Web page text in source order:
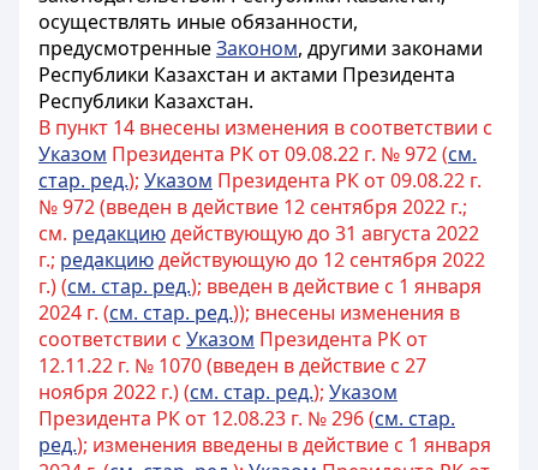
осуществлять иные обязанности,
предусмотренныеЗаконом, другими законами
Республики Казахстан и актами Президента
Республики Казахстан.
В пункт 14 внесены изменения в соответствии с
Указом Президента РК от 09.08.22 г. № 972 (см.
стар. ред.); Указом Президента РК от 09.08.22 г.
№ 972 (введен в действие 12 сентября 2022 г.;
см. редакциюдействующую до 31 августа 2022
г.; редакциюдействующую до 12 сентября 2022
г.) (см. стар. ред.); введен в действие с 1 января
2024 г. (см. стар. ред.)); внесены изменения в
соответствии с Указом Президента РК от
12.11.22 г. № 1070 (введен в действие с 27
ноября 2022 г.) (см. стар. ред.); Указом
Президента РК от 12.08.23 г. № 296 (см. стар.
ред.); изменения введены в действие с 1 января